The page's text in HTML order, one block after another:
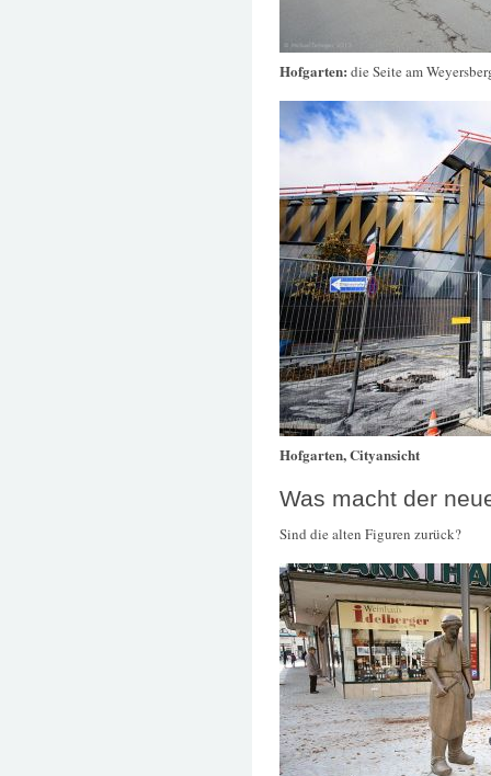
Hofgarten: die Seite am
Hofgarten, Cityansicht
Was macht der
Sind die alten Figuren zurück?